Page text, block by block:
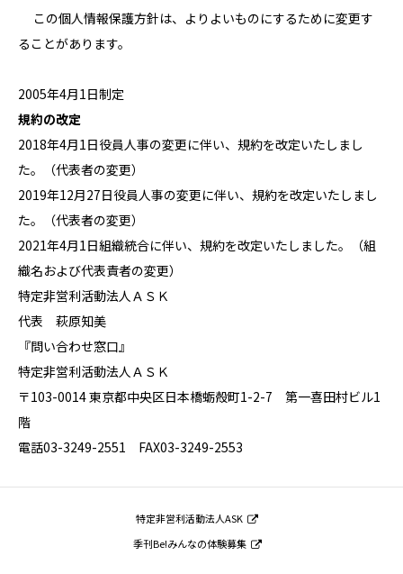
この個人情報保護方針は、よりよいものにするために変更す
ることがあります。
2005年4月1日制定
規約の改定
2018年4月1日役員人事の変更に伴い、規約を改定いたしまし
た。（代表者の変更）
2019年12月27日役員人事の変更に伴い、規約を改定いたしまし
た。（代表者の変更）
2021年4月1日組織統合に伴い、規約を改定いたしました。（組
織名および代表責者の変更）
特定非営利活動法人ＡＳＫ
代表 萩原知美
『問い合わせ窓口』
特定非営利活動法人ＡＳＫ
〒103-0014 東京都中央区日本橋蛎殻町1-2-7 第一喜田村ビル1
階
電話03-3249-2551 FAX03-3249-2553
特定非営利活動法人ASK
季刊Be!みんなの体験募集